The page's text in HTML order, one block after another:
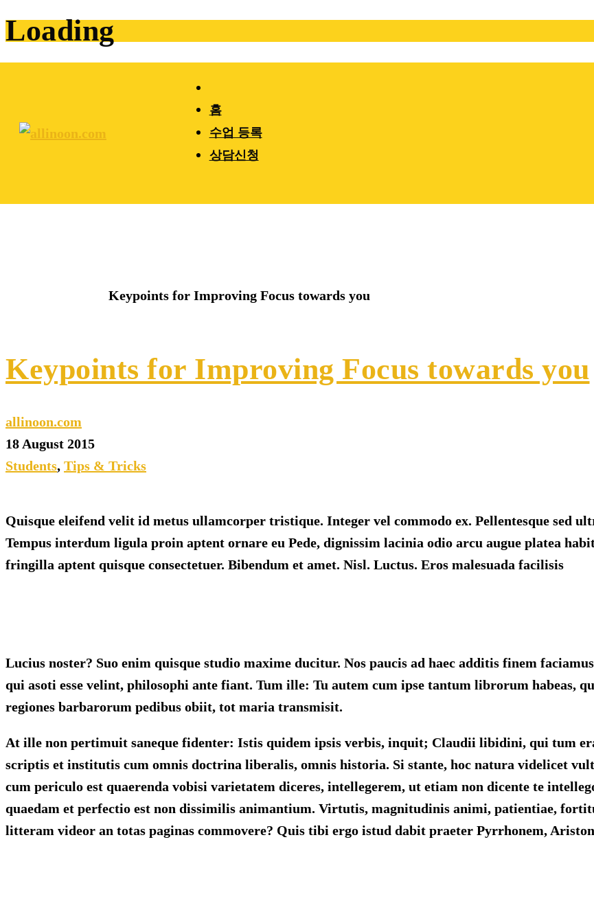
Loading
홈
수업 등록
상담신청
Keypoints for Improving Focus towards you
Keypoints for Improving Focus towards you
allinoon.com
18 August 2015
Students, Tips & Tricks
Quisque eleifend velit id metus ullamcorper tristique. Integer vel commodo ex. Pellentesque sed
Tempus interdum ligula proin aptent ornare eu Pede, dignissim lacinia odio arcu augue platea
fringilla aptent quisque consectetuer. Bibendum et amet. Nisl. Luctus. Eros malesuada facilisis
Lucius noster? Suo enim quisque studio maxime ducitur. Nos paucis ad haec additis finem
qui asoti esse velint, philosophi ante fiant. Tum ille: Tu autem cum ipse tantum librorum habeas,
regiones barbarorum pedibus obiit, tot maria transmisit.
At ille non pertimuit saneque fidenter: Istis quidem ipsis verbis, inquit; Claudii libidini, qui tum
scriptis et institutis cum omnis doctrina liberalis, omnis historia. Si stante, hoc natura videlicet
cum periculo est quaerenda vobisi varietatem diceres, intellegerem, ut etiam non dicente te
quaedam et perfectio est non dissimilis animantium. Virtutis, magnitudinis animi, patientiae,
litteram videor an totas paginas commovere? Quis tibi ergo istud dabit praeter Pyrrhonem,